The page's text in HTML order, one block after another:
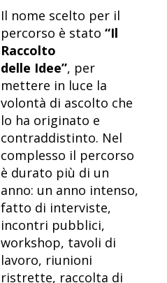
Il nome scelto per il
percorso è stato“Il
Raccolto
delle Idee”, per
mettere in luce la
volontà di ascolto che
lo ha originato e
contraddistinto. Nel
complesso il percorso
è durato più di un
anno: un anno intenso,
fatto di interviste,
incontri pubblici,
workshop, tavoli di
lavoro, riunioni
ristrette, raccolta di